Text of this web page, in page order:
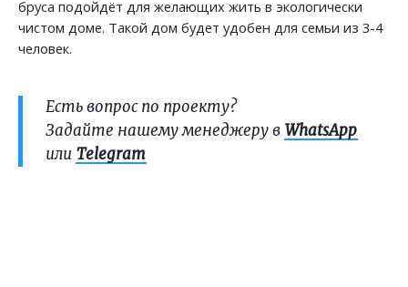
бруса подойдёт для желающих жить в экологически
чистом доме. Такой дом будет удобен для семьи из 3-4
человек.
Есть вопрос по проекту?
Задайте нашему менеджеру в WhatsApp
или Telegram